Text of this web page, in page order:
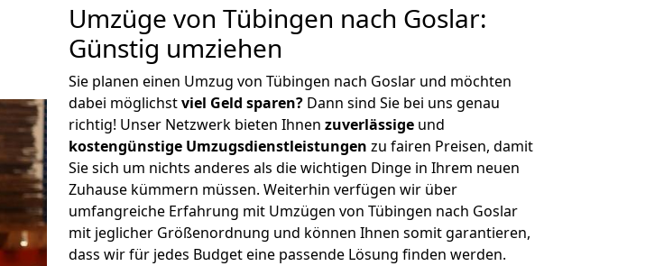
Umzüge von Tübingen nach Goslar:
Günstig umziehen
Sie planen einen Umzug von Tübingen nach Goslar und möchten
dabei möglichstviel Geld sparen? Dann sind Sie bei uns genau
richtig! Unser Netzwerk bieten Ihnen zuverlässige und
kostengünstige Umzugsdienstleistungen zu fairen Preisen, damit
Sie sich um nichts anderes als die wichtigen Dinge in Ihrem neuen
Zuhause kümmern müssen. Weiterhin verfügen wir über
umfangreiche Erfahrung mit Umzügen von Tübingen nach Goslar
mit jeglicher Größenordnung und können Ihnen somit garantieren,
dass wir für jedes Budget eine passende Lösung finden werden.